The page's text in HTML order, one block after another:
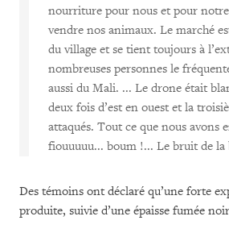
nourriture pour nous et pour
vendre nos animaux. Le marché
du village et se tient toujours à
nombreuses personnes le
aussi du Mali. ... Le drone était
deux fois d’est en ouest et la
attaqués. Tout ce que nous avons
fiouuuuu... boum !... Le bruit de la
Des témoins ont déclaré qu’une forte
produite, suivie d’une épaisse fumée